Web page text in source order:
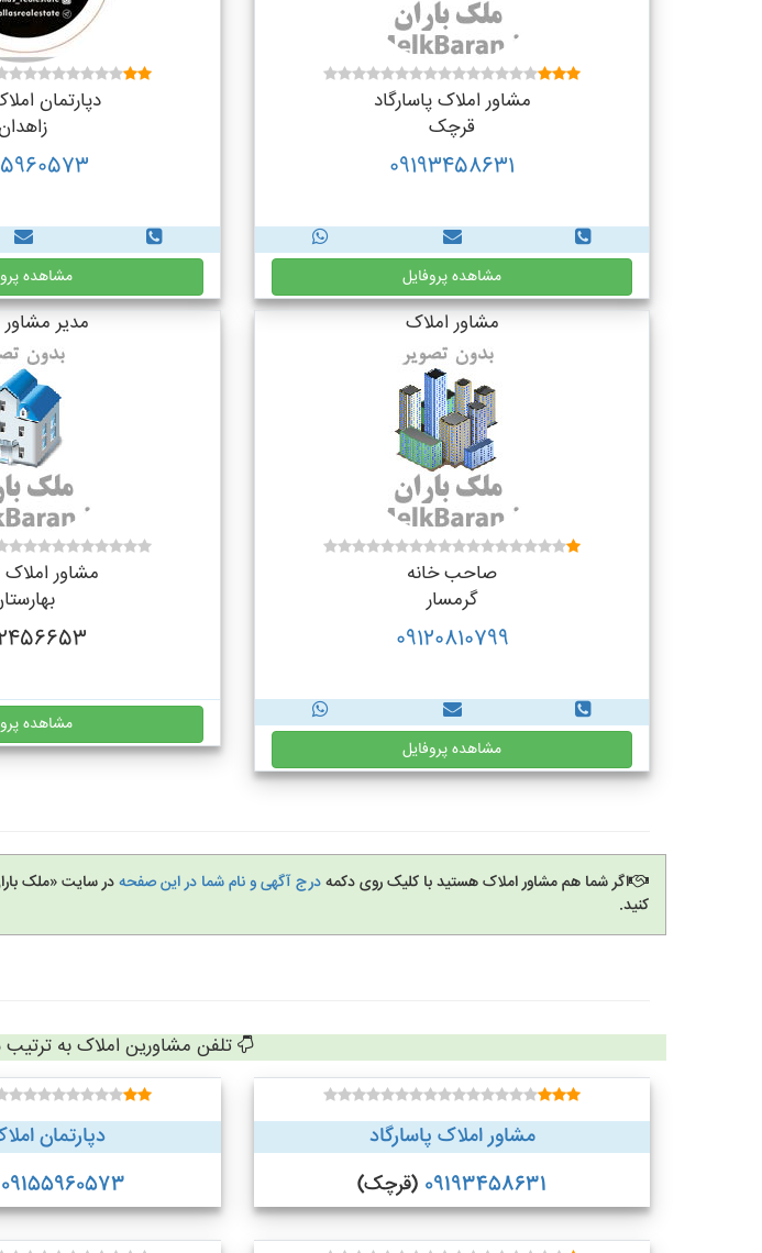
مشاور املاک پاسارگاد
قرچک
09193458631
مشاهده پروفایل
دپارتمان
مشاهده
مشاور املاک
صاحب خانه
گرمسار
09120810799
مشاهده پروفایل
مدیر
مشاور املاک
مشاهده
اگر شما هم مشاور املاک هستید با کلیک روی دکمهدرج آگهی و نام شما در این صفحهدر سایت «ملک
کنید.
تلفن مشاورین املاک به
مشاور املاک پاسارگاد
09193458631 (قرچک)
دپارتمان
09155960573